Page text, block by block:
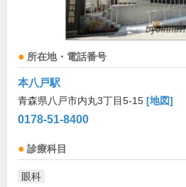
所在地・電話番号
本八戸駅
青森県八戸市内丸3丁目5-15 [地図]
0178-51-8400
診療科目
眼科